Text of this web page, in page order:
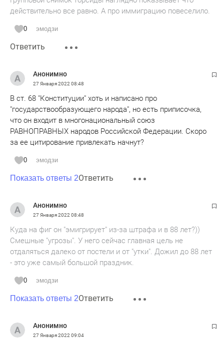
действительно все равно. А про иммиграцию повеселило.
0 эмодзи
Ответить
Анонимно
27 Января 2022 08:48
В ст. 68 "Конституции" хоть и написано про
"государствообразующего народа", но есть приписочка,
что он входит в многонациональный союз
РАВНОПРАВНЫХ народов Российской Федерации. Скоро
за ее цитирование привлекать начнут?
0 эмодзи
Показать ответы 2Ответить
Анонимно
27 Января 2022 08:48
Куда на фиг он "эмигрирует" из-за штрафа и в 88 лет?))
Смешные "угрозы". У него сейчас главная цель не
отдаляться далеко от постели и от "утки". Дожил до 88 лет
- это уже самый большой праздник.
0 эмодзи
Показать ответы 2Ответить
Анонимно
27 Января 2022 09:04